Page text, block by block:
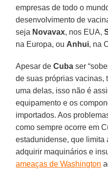
empresas de todo o
desenvolvimento de
seja Novavax, nos EUA,
na Europa, ou Anhui, na
Apesar deCuba ser
de suas próprias vacinas,
uma delas, isso não é
equipamento e os
importados. Aos
como sempre ocorre em
estadunidense, que limita
adquirir maquinários e
ameaças de Washington